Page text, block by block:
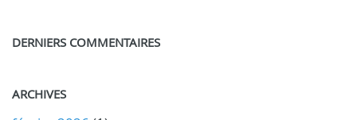
DERNIERS COMMENTAIRES
ARCHIVES